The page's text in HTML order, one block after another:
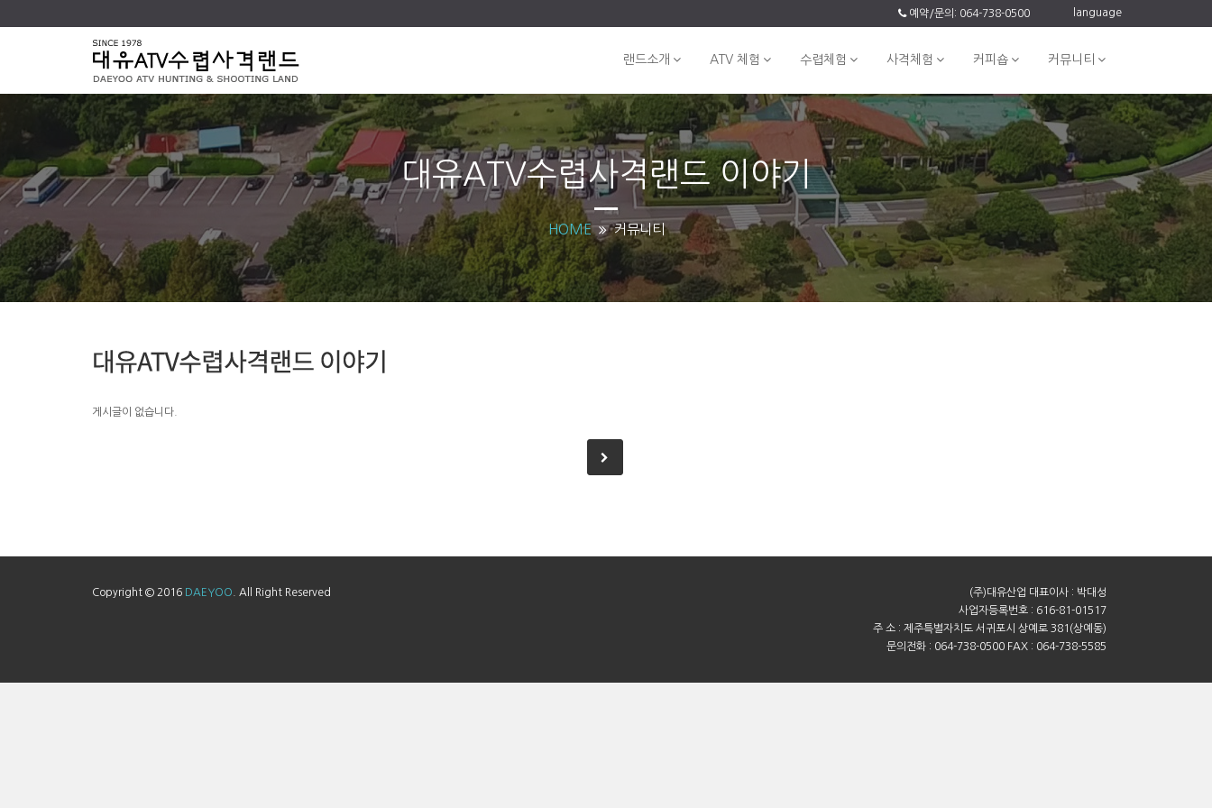
예약/문의: 064-738-0500 language
랜드소개 ATV 체험 수렵체험 사격체험 커피숍 커뮤니티
대유ATV수렵사격랜드 이야기
HOME 커뮤니티
게시글이 없습니다.
Copyright © 2016 DAEYOO . All Right Reserved
(주)대유산업 대표이사 : 박대성
사업자등록번호 : 616-81-01517
주 소 : 제주특별자치도 서귀포시 상예로 381(상예동)
문의전화 : 064-738-0500 FAX : 064-738-5585